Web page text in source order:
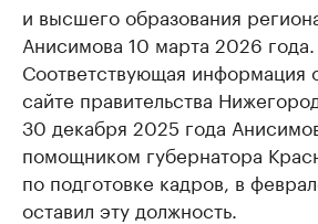
и высшего образования
Анисимова 10 марта 2026 года.
Соответствующая информация
сайте правительства
30 декабря 2025 года
помощником губернатора
по подготовке кадров, в
оставил эту должность.